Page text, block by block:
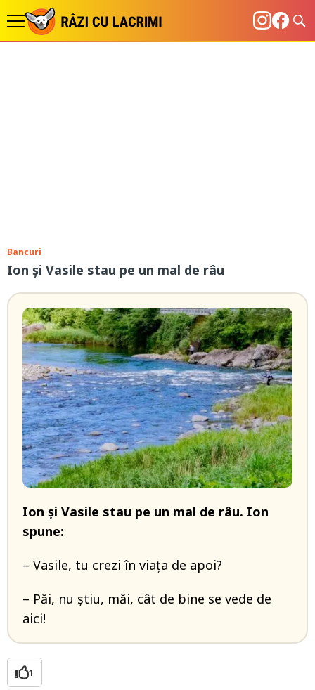
Bancuri
Ion și Vasile stau pe un mal de râu
Ion și Vasile stau pe un mal de râu. Ion
spune:
– Vasile, tu crezi în viața de apoi?
– Păi, nu știu, măi, cât de bine se vede de
aici!
1